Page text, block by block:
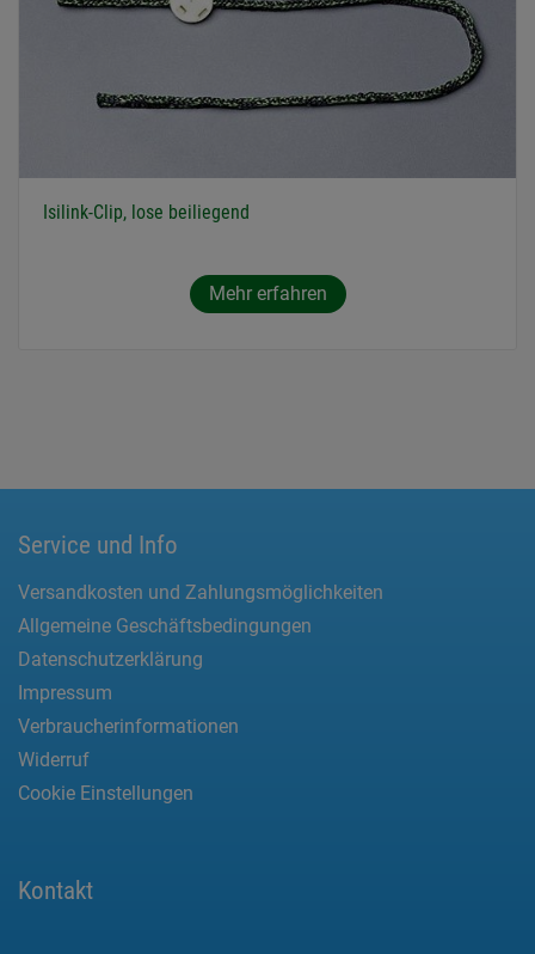
Isilink-Clip, lose beiliegend
Mehr erfahren
Service und Info
Versandkosten und Zahlungsmöglichkeiten
Allgemeine Geschäftsbedingungen
Datenschutzerklärung
Impressum
Verbraucherinformationen
Widerruf
Cookie Einstellungen
Kontakt